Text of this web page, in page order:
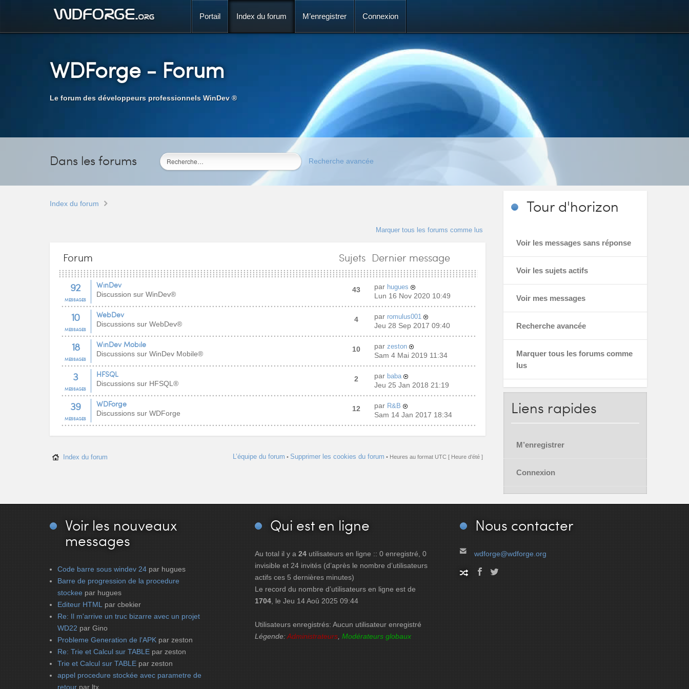
Portail Index du forum M’enregistrer Connexion
WDForge- Forum
Le forum des développeurs professionnels WinDev ®
Dans les forums Recherche avancée
Index du forum
Marquer tous les forums comme lus
Forum Sujets Dernier message
92
MESSAGES
WinDev
Discussion sur WinDev®
43 par hugues
Lun 16 Nov 2020 10:49
10
MESSAGES
WebDev
Discussions sur WebDev®
4 par romulus001
Jeu 28 Sep 2017 09:40
18
MESSAGES
WinDev Mobile
Discussions sur WinDev Mobile®
10 par zeston
Sam 4 Mai 2019 11:34
3
MESSAGES
HFSQL
Discussions sur HFSQL®
2 par baba
Jeu 25 Jan 2018 21:19
39
MESSAGES
WDForge
Discussions sur WDForge
12 par R&B
Sam 14 Jan 2017 18:34
Index du forum L’équipe du forum • Supprimer les cookies du forum • Heures au format UTC [ Heure d’été ]
Tour d'horizon
Voir les messages sans réponse
Voir les sujets actifs
Voir mes messages
Recherche avancée
Marquer tous les forums comme
lus
Liens rapides
M’enregistrer
Connexion
Voir les nouveaux
messages
Code barre sous windev 24 par hugues
Barre de progression de la procedure
stockee par hugues
Editeur HTML par cbekier
Re: Il m'arrive un truc bizarre avec un projet
WD22 par Gino
Probleme Generation de l'APK par zeston
Re: Trie et Calcul sur TABLE par zeston
Trie et Calcul sur TABLE par zeston
appel procedure stockée avec parametre de
retour par ltx
Qui est en ligne
Au total il y a 24 utilisateurs en ligne :: 0 enregistré, 0
invisible et 24 invités (d’après le nombre d’utilisateurs
actifs ces 5 dernières minutes)
Le record du nombre d’utilisateurs en ligne est de
1704 , le Jeu 14 Aoû 2025 09:44
Utilisateurs enregistrés: Aucun utilisateur enregistré
Légende:Administrateurs Modérateurs globaux
Nous contacter
wdforge@wdforge.org